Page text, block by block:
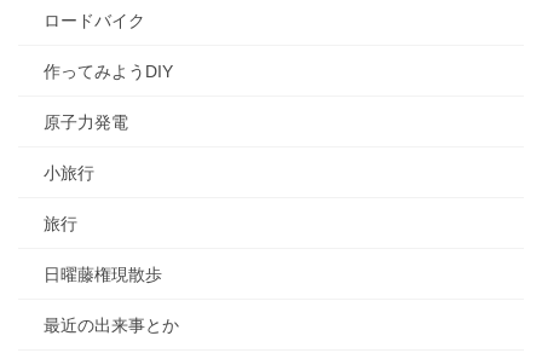
ロードバイク
作ってみようDIY
原子力発電
小旅行
旅行
日曜藤権現散歩
最近の出来事とか